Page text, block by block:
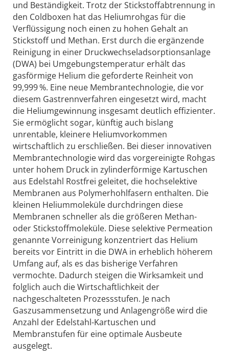
und Beständigkeit. Trotz der Stickstoffabtrennung in
den Coldboxen hat das Heliumrohgas für die
Verflüssigung noch einen zu hohen Gehalt an
Stickstoff und Methan. Erst durch die ergänzende
Reinigung in einer Druckwechseladsorptionsanlage
(DWA) bei Umgebungstemperatur erhält das
gasförmige Helium die geforderte Reinheit von
99,999 %. Eine neue Membrantechnologie, die vor
diesem Gastrennverfahren eingesetzt wird, macht
die Heliumgewinnung insgesamt deutlich effizienter.
Sie ermöglicht sogar, künftig auch bislang
unrentable, kleinere Heliumvorkommen
wirtschaftlich zu erschließen. Bei dieser innovativen
Membrantechnologie wird das vorgereinigte Rohgas
unter hohem Druck in zylinderförmige Kartuschen
aus Edelstahl Rostfrei geleitet, die hochselektive
Membranen aus Polymerhohlfasern enthalten. Die
kleinen Heliummoleküle durchdringen diese
Membranen schneller als die größeren Methan-
oder Stickstoffmoleküle. Diese selektive Permeation
genannte Vorreinigung konzentriert das Helium
bereits vor Eintritt in die DWA in erheblich höherem
Umfang auf, als es das bisherige Verfahren
vermochte. Dadurch steigen die Wirksamkeit und
folglich auch die Wirtschaftlichkeit der
nachgeschalteten Prozessstufen. Je nach
Gaszusammensetzung und Anlagengröße wird die
Anzahl der Edelstahl-Kartuschen und
Membranstufen für eine optimale Ausbeute
ausgelegt.